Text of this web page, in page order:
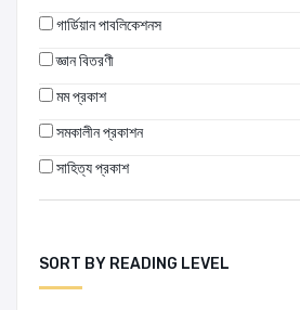
গার্ডিয়ান পাবলিকেশনস
জ্ঞান বিতরণী
মম প্রকাশ
সমকালীন প্রকাশন
সাহিত্য প্রকাশ
SORT BY READING LEVEL